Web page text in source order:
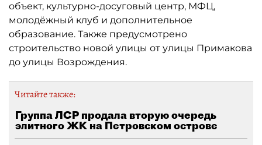
объект, культурно-досуговый центр, МФЦ,
молодёжный клуб и дополнительное
образование. Также предусмотрено
строительство новой улицы от улицы Примакова
до улицы Возрождения.
Читайте также:
Группа ЛСР продала вторую очередь
элитного ЖК на Петровском острове